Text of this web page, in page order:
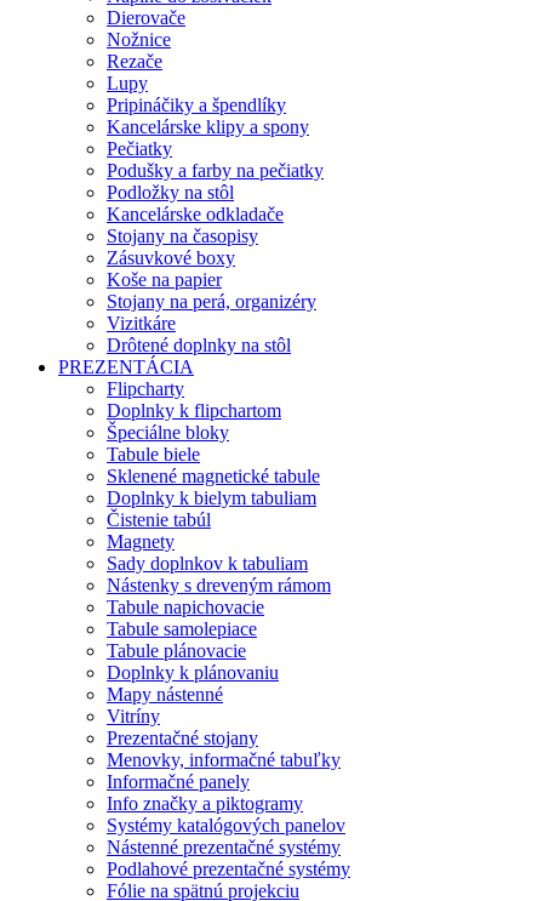
Dierovače
Nožnice
Rezače
Lupy
Pripináčiky a špendlíky
Kancelárske klipy a spony
Pečiatky
Podušky a farby na pečiatky
Podložky na stôl
Kancelárske odkladače
Stojany na časopisy
Zásuvkové boxy
Koše na papier
Stojany na perá, organizéry
Vizitkáre
Drôtené doplnky na stôl
PREZENTÁCIA
Flipcharty
Doplnky k flipchartom
Špeciálne bloky
Tabule biele
Sklenené magnetické tabule
Doplnky k bielym tabuliam
Čistenie tabúl
Magnety
Sady doplnkov k tabuliam
Nástenky s dreveným rámom
Tabule napichovacie
Tabule samolepiace
Tabule plánovacie
Doplnky k plánovaniu
Mapy nástenné
Vitríny
Prezentačné stojany
Menovky, informačné tabuľky
Informačné panely
Info značky a piktogramy
Systémy katalógových panelov
Nástenné prezentačné systémy
Podlahové prezentačné systémy
Fólie na spätnú projekciu